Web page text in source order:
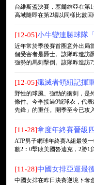
台維斯盃決賽，塞爾維亞在第
高域隨即在第2場以同樣比數
[12-05]小牛變連勝球隊
近年常於季後賽首圈意外出局
個受害者是爵士。該隊昨造訪
強勢的馬刺擊倒。該隊昨造訪
[12-05]殲滅者領紐記揮
野性的球風、強勁的衝刺，是
條件。今季接過9號球衣，代
先鋒」的重任。開季至今已攻
[11-28]拿度年終賽晉級
ATP男子網球年終賽A組最後
數2：0擊敗美國魯迪克，2勝1
[11-28]中國女排亞運最
中國女排在昨日決賽逆境下奪